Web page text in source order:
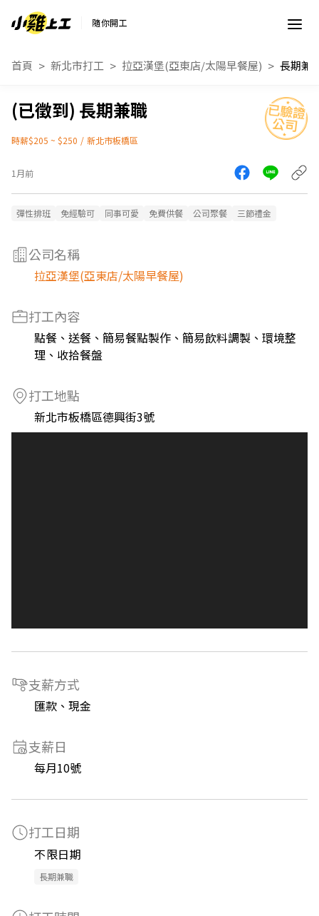
隨你開工
首頁 新北市打工 拉亞漢堡(亞東店/太陽早餐屋) 長期兼
長期兼職
時薪$205 ~ $250 / 新北市板橋區
1月前
彈性排班 免經驗可 同事可愛 免費供餐 公司聚餐 三節禮金
公司名稱
拉亞漢堡(亞東店/太陽早餐屋)
打工內容
點餐、送餐、簡易餐點製作、簡易飲料調製、環境整
理、收拾餐盤
打工地點
新北市板橋區德興街3號
支薪方式
匯款、現金
支薪日
每月10號
打工日期
不限日期
長期兼職